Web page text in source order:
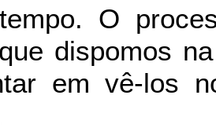
O
dispomos
em vê-los